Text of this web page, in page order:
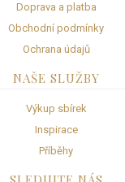
Doprava a platba
Obchodní podmínky
Ochrana údajů
NAŠE SLUŽBY
Výkup sbírek
Inspirace
Příběhy